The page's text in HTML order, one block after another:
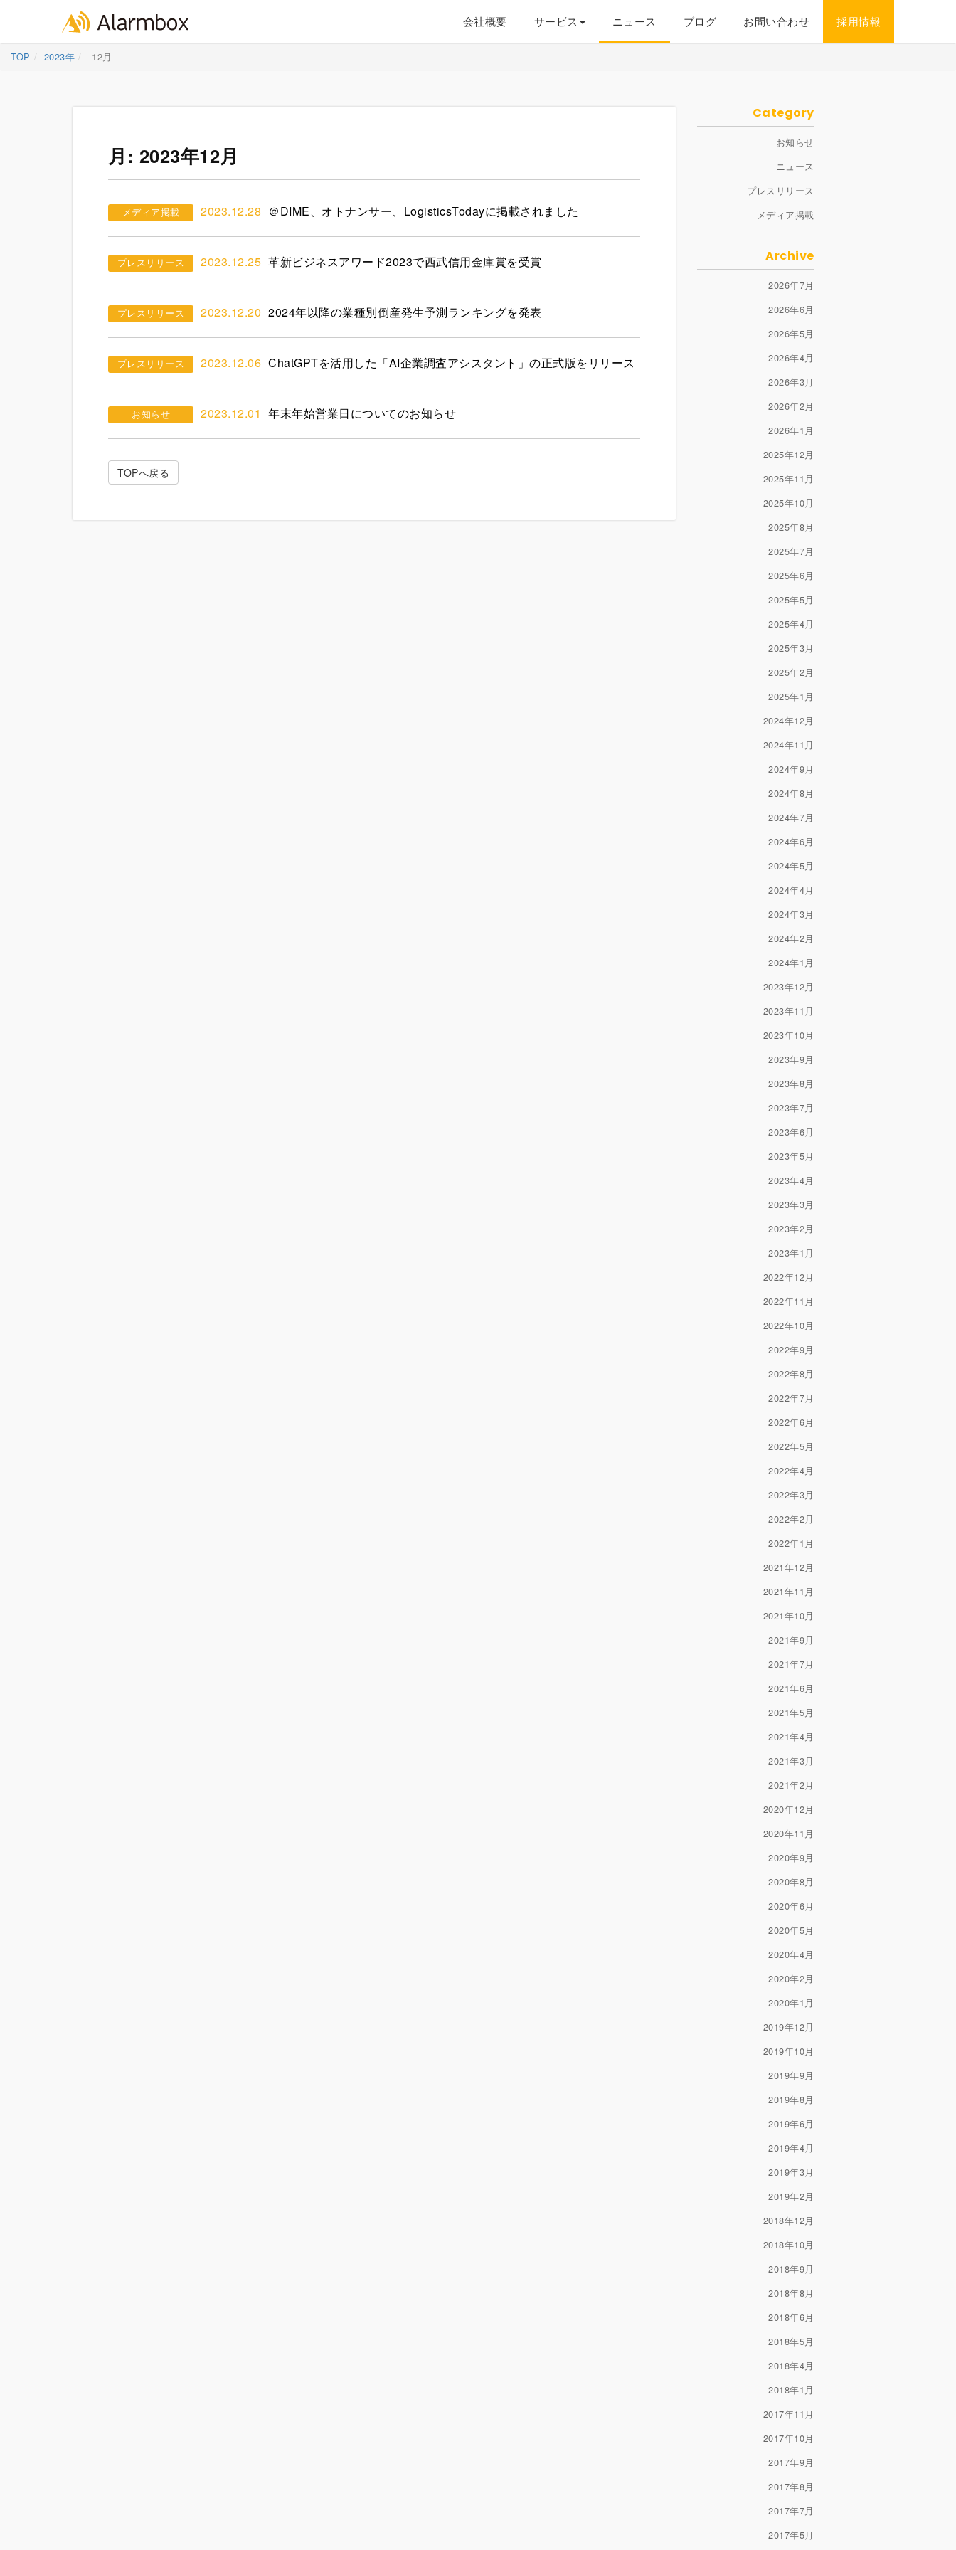
Skip
会社概要 サービス ニュース ブログ お問い合わせ 採用情報
TOP 2023年 12月
月: 2023年12月
メディア掲載 2023.12.28 ＠DIME、オトナンサー、LogisticsTodayに掲載されました
プレスリリース 2023.12.25 革新ビジネスアワード2023で西武信用金庫賞を受賞
プレスリリース 2023.12.20 2024年以降の業種別倒産発生予測ランキングを発表
プレスリリース 2023.12.06 ChatGPTを活用した「AI企業調査アシスタント」の正式版をリリース
お知らせ 2023.12.01 年末年始営業日についてのお知らせ
TOPへ戻る
Category
お知らせ
ニュース
プレスリリース
メディア掲載
Archive
2026年7月
2026年6月
2026年5月
2026年4月
2026年3月
2026年2月
2026年1月
2025年12月
2025年11月
2025年10月
2025年8月
2025年7月
2025年6月
2025年5月
2025年4月
2025年3月
2025年2月
2025年1月
2024年12月
2024年11月
2024年9月
2024年8月
2024年7月
2024年6月
2024年5月
2024年4月
2024年3月
2024年2月
2024年1月
2023年12月
2023年11月
2023年10月
2023年9月
2023年8月
2023年7月
2023年6月
2023年5月
2023年4月
2023年3月
2023年2月
2023年1月
2022年12月
2022年11月
2022年10月
2022年9月
2022年8月
2022年7月
2022年6月
2022年5月
2022年4月
2022年3月
2022年2月
2022年1月
2021年12月
2021年11月
2021年10月
2021年9月
2021年7月
2021年6月
2021年5月
2021年4月
2021年3月
2021年2月
2020年12月
2020年11月
2020年9月
2020年8月
2020年6月
2020年5月
2020年4月
2020年2月
2020年1月
2019年12月
2019年10月
2019年9月
2019年8月
2019年6月
2019年4月
2019年3月
2019年2月
2018年12月
2018年10月
2018年9月
2018年8月
2018年6月
2018年5月
2018年4月
2018年1月
2017年11月
2017年10月
2017年9月
2017年8月
2017年7月
2017年5月